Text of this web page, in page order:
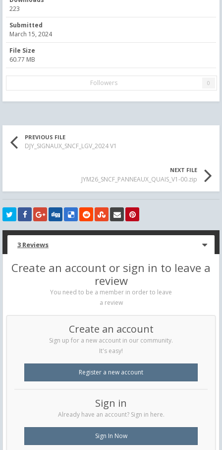
223
Submitted
March 15, 2024
File Size
60.77 MB
Followers 0
PREVIOUS FILE
DJY_SIGNAUX_SNCF_LGV_2024 V1
NEXT FILE
JYM26_SNCF_PANNEAUX_QUAIS_V1-00.zip
3 Reviews
Create an account or sign in to leave a
review
You need to be a member in order to leave
a review
Create an account
Sign up for a new account in our community.
It's easy!
Register a new account
Sign in
Already have an account? Sign in here.
Sign In Now